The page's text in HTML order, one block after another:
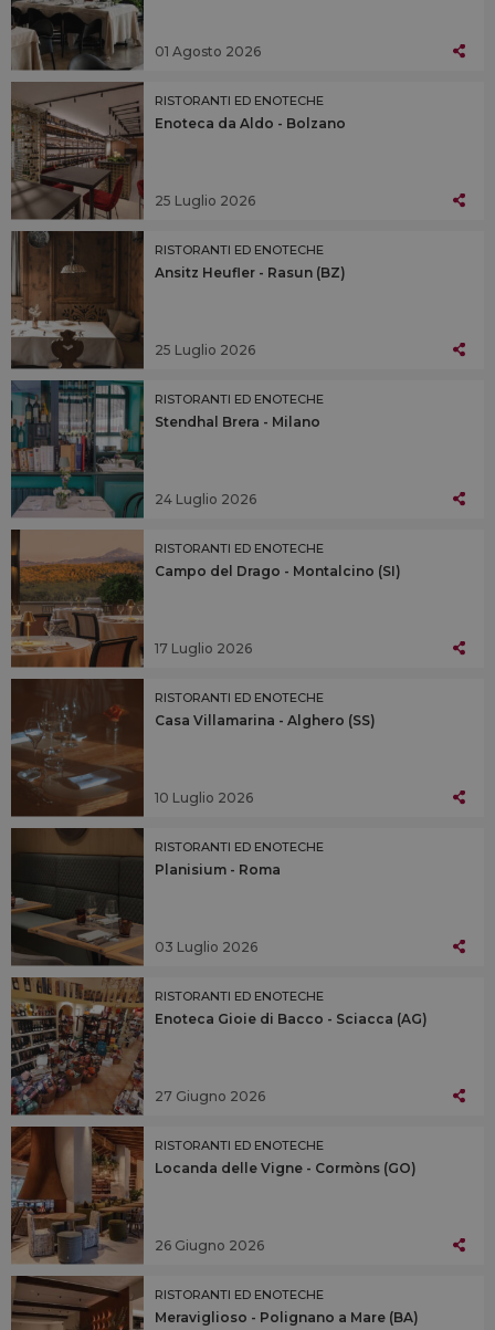
01 Agosto 2026
RISTORANTI ED ENOTECHE
Enoteca da Aldo - Bolzano
25 Luglio 2026
RISTORANTI ED ENOTECHE
Ansitz Heufler - Rasun (BZ)
25 Luglio 2026
RISTORANTI ED ENOTECHE
Stendhal Brera - Milano
24 Luglio 2026
RISTORANTI ED ENOTECHE
Campo del Drago - Montalcino (SI)
17 Luglio 2026
RISTORANTI ED ENOTECHE
Casa Villamarina - Alghero (SS)
10 Luglio 2026
RISTORANTI ED ENOTECHE
Planisium - Roma
03 Luglio 2026
RISTORANTI ED ENOTECHE
Enoteca Gioie di Bacco - Sciacca (AG)
27 Giugno 2026
RISTORANTI ED ENOTECHE
Locanda delle Vigne - Cormòns (GO)
26 Giugno 2026
RISTORANTI ED ENOTECHE
Meraviglioso - Polignano a Mare (BA)